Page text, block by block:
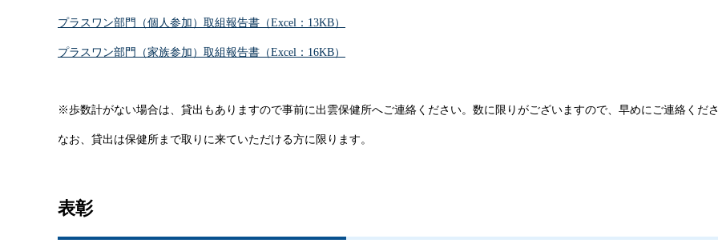
プラスワン部門（個人参加）取組報告書（Excel：13KB）
プラスワン部門（家族参加）取組報告書（Excel：16KB）
※歩数計がない場合は、貸出もありますので事前に出雲保健所へご連絡ください。数に限りがございますので、早めにご連絡くだ
なお、貸出は保健所まで取りに来ていただける方に限ります。
表彰